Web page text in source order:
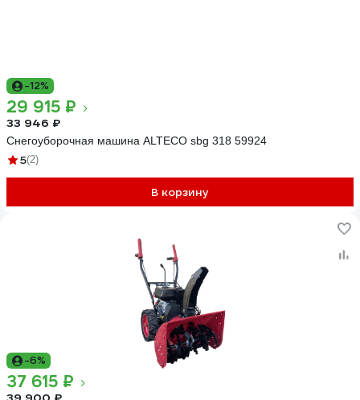
-12%
29 915 ₽
33 946 ₽
Снегоуборочная машина ALTECO sbg 318 59924
5(2)
В корзину
-6%
37 615 ₽